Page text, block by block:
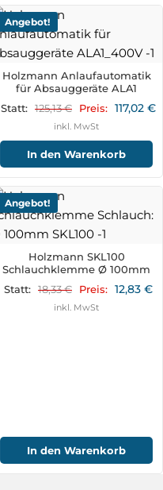
Angebot!
Holzmann Anlaufautomatik
für Absauggeräte ALA1
Statt: 125,13€ Preis: 117,02 €
inkl. MwSt
In den Warenkorb
Angebot!
Holzmann SKL100
Schlauchklemme Ø 100mm
Statt: 18,33€ Preis: 12,83 €
inkl. MwSt
In den Warenkorb